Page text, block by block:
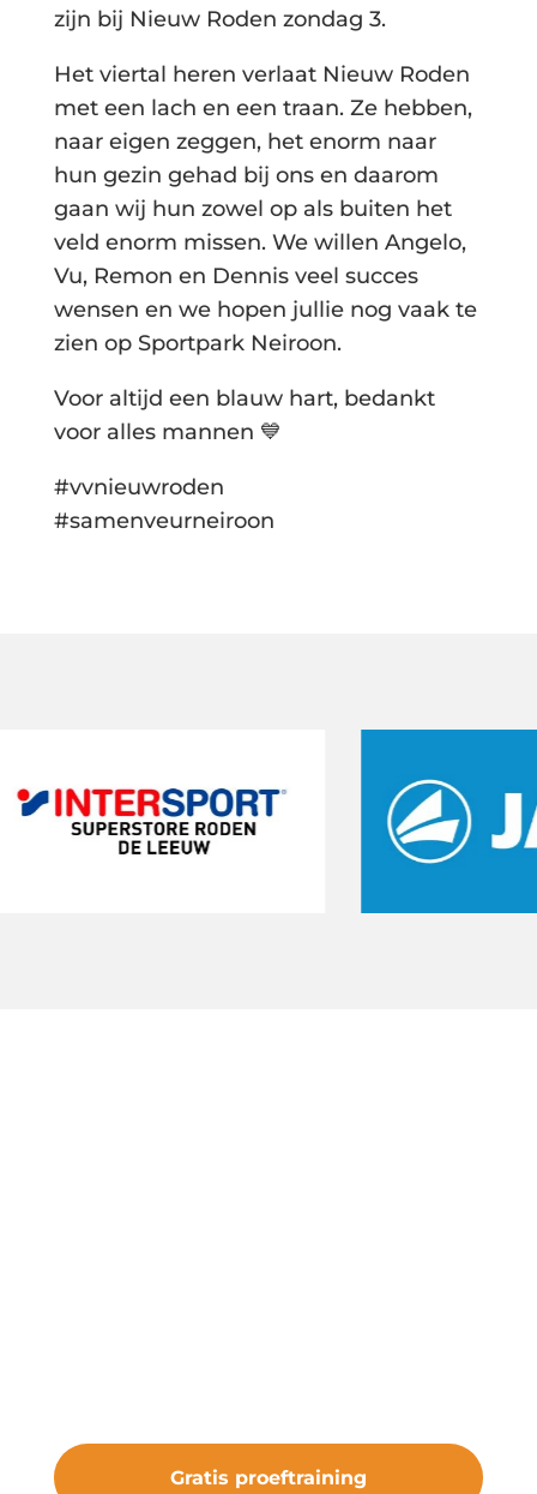
zijn bij Nieuw Roden zondag 3.
Het viertal heren verlaat Nieuw Roden
met een lach en een traan. Ze hebben,
naar eigen zeggen, het enorm naar
hun gezin gehad bij ons en daarom
gaan wij hun zowel op als buiten het
veld enorm missen. We willen Angelo,
Vu, Remon en Dennis veel succes
wensen en we hopen jullie nog vaak te
zien op Sportpark Neiroon.
Voor altijd een blauw hart, bedankt
voor alles mannen 💙
#vvnieuwroden
#samenveurneiroon
Gratis proeftraining